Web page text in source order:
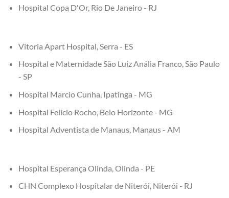
Hospital Copa D'Or, Rio De Janeiro - RJ
Vitoria Apart Hospital, Serra - ES
Hospital e Maternidade São Luiz Anália Franco, São Paulo
- SP
Hospital Marcio Cunha, Ipatinga - MG
Hospital Felício Rocho, Belo Horizonte - MG
Hospital Adventista de Manaus, Manaus - AM
Hospital Esperança Olinda, Olinda - PE
CHN Complexo Hospitalar de Niterói, Niterói - RJ